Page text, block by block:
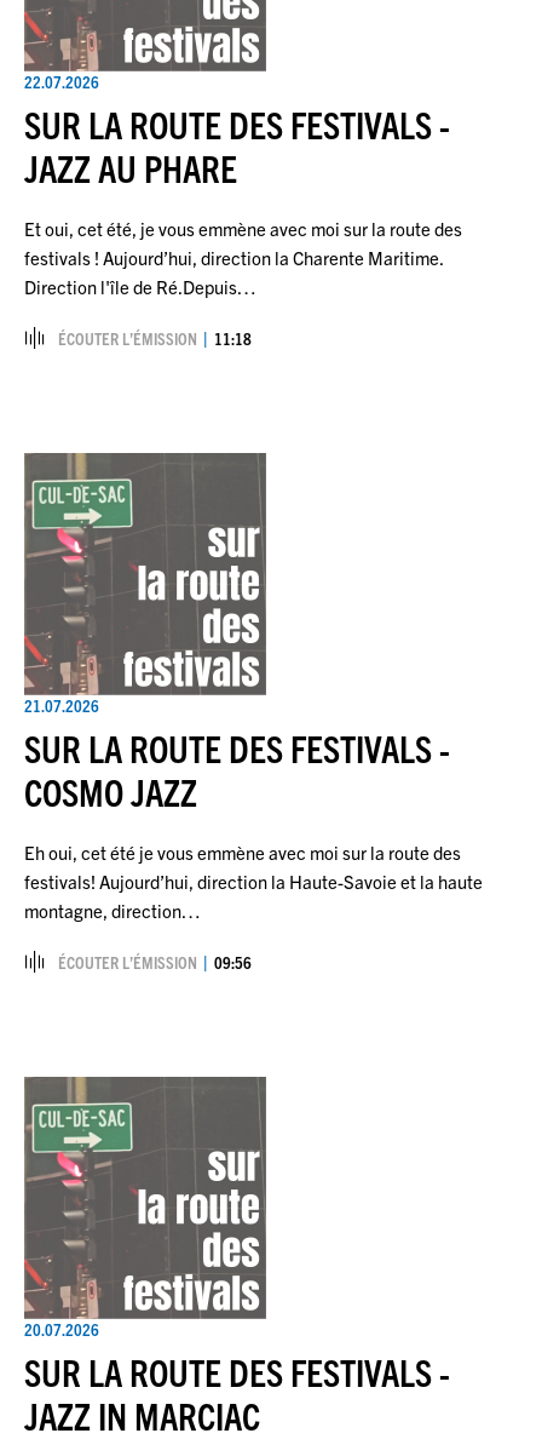
22.07.2026
SUR LA ROUTE DES FESTIVALS -
JAZZ AU PHARE
Et oui, cet été, je vous emmène avec moi sur la route des
festivals ! Aujourd’hui, direction la Charente Maritime.
Direction l'île de Ré.Depuis…
ÉCOUTER L’ÉMISSION 11:18
21.07.2026
SUR LA ROUTE DES FESTIVALS -
COSMO JAZZ
Eh oui, cet été je vous emmène avec moi sur la route des
festivals! Aujourd’hui, direction la Haute-Savoie et la haute
montagne, direction…
ÉCOUTER L’ÉMISSION 09:56
20.07.2026
SUR LA ROUTE DES FESTIVALS -
JAZZ IN MARCIAC